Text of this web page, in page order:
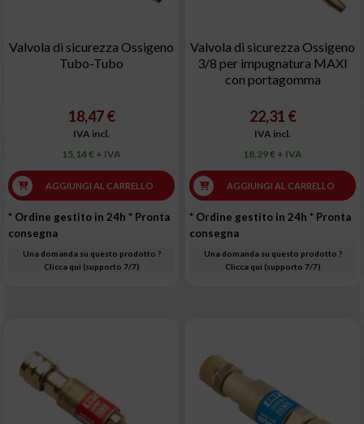
Valvola di sicurezza Ossigeno
Tubo-Tubo
18,47 €
IVA incl.
15,14 € + IVA
AGGIUNGI AL CARRELLO
* Ordine gestito in 24h * Pronta
consegna
Una domanda su questo prodotto ?
Clicca qui (supporto 7/7)
Valvola di sicurezza Ossigeno
3/8 per impugnatura MAXI
con portagomma
22,31 €
IVA incl.
18,29 € + IVA
AGGIUNGI AL CARRELLO
* Ordine gestito in 24h * Pronta
consegna
Una domanda su questo prodotto ?
Clicca qui (supporto 7/7)